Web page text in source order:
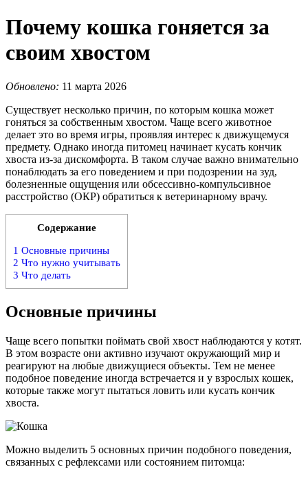
Почему кошка гоняется за
своим хвостом
Обновлено: 11 марта 2026
Существует несколько причин, по которым кошка может
гоняться за собственным хвостом. Чаще всего животное
делает это во время игры, проявляя интерес к движущемуся
предмету. Однако иногда питомец начинает кусать кончик
хвоста из-за дискомфорта. В таком случае важно внимательно
понаблюдать за его поведением и при подозрении на зуд,
болезненные ощущения или обсессивно-компульсивное
расстройство (ОКР) обратиться к ветеринарному врачу.
Содержание
1 Основные причины
2 Что нужно учитывать
3 Что делать
Основные причины
Чаще всего попытки поймать свой хвост наблюдаются у котят.
В этом возрасте они активно изучают окружающий мир и
реагируют на любые движущиеся объекты. Тем не менее
подобное поведение иногда встречается и у взрослых кошек,
которые также могут пытаться ловить или кусать кончик
хвоста.
Можно выделить 5 основных причин подобного поведения,
связанных с рефлексами или состоянием питомца: